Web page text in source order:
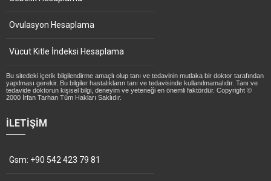
Ovulasyon Hesaplama
Vücut Kitle İndeksi Hesaplama
Bu sitedeki içerik bilgilendirme amaçlı olup tanı ve tedavinin mutlaka bir doktor tarafından
yapılması gerekir. Bu bilgiler hastalıkların tanı ve tedavisinde kullanılmamalıdır. Tanı ve
tedavide doktorun kişisel bilgi, deneyim ve yeteneği en önemli faktördür. Copyright ©
2000 İrfan Tarhan Tüm Hakları Saklıdır.
İLETIŞIM
Gsm: +90 542 423 79 81